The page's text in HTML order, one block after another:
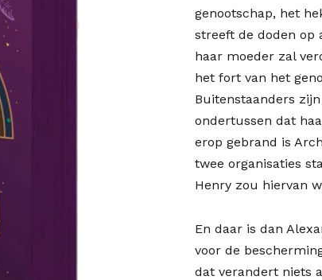
genootschap, het
streeft de doden op
haar moeder zal
het fort van het
Buitenstaanders
ondertussen dat
erop gebrand is
twee organisaties
Henry zou hiervan
En daar is dan
voor de
dat verandert niets